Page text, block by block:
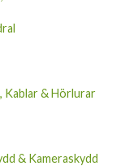
Kablar & Hörlurar
& Kameraskydd